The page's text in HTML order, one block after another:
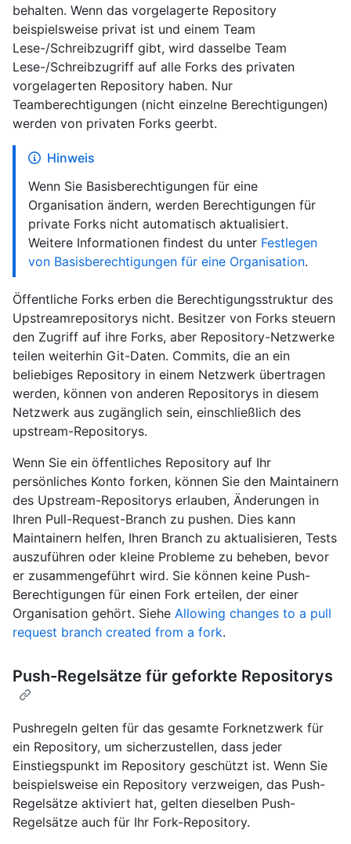
behalten. Wenn das vorgelagerte Repository
beispielsweise privat ist und einem Team
Lese-/Schreibzugriff gibt, wird dasselbe Team
Lese-/Schreibzugriff auf alle Forks des privaten
vorgelagerten Repository haben. Nur
Teamberechtigungen (nicht einzelne Berechtigungen)
werden von privaten Forks geerbt.
Hinweis
Wenn Sie Basisberechtigungen für eine
Organisation ändern, werden Berechtigungen für
private Forks nicht automatisch aktualisiert.
Weitere Informationen findest du unter Festlegen
von Basisberechtigungen für eine Organisation.
Öffentliche Forks erben die Berechtigungsstruktur des
Upstreamrepositorys nicht. Besitzer von Forks steuern
den Zugriff auf ihre Forks, aber Repository-Netzwerke
teilen weiterhin Git-Daten. Commits, die an ein
beliebiges Repository in einem Netzwerk übertragen
werden, können von anderen Repositorys in diesem
Netzwerk aus zugänglich sein, einschließlich des
upstream-Repositorys.
Wenn Sie ein öffentliches Repository auf Ihr
persönliches Konto forken, können Sie den Maintainern
des Upstream-Repositorys erlauben, Änderungen in
Ihren Pull-Request-Branch zu pushen. Dies kann
Maintainern helfen, Ihren Branch zu aktualisieren, Tests
auszuführen oder kleine Probleme zu beheben, bevor
er zusammengeführt wird. Sie können keine Push-
Berechtigungen für einen Fork erteilen, der einer
Organisation gehört. Siehe Allowing changes to a pull
request branch created from a fork.
Push-Regelsätze für geforkte Repositorys
Pushregeln gelten für das gesamte Forknetzwerk für
ein Repository, um sicherzustellen, dass jeder
Einstiegspunkt im Repository geschützt ist. Wenn Sie
beispielsweise ein Repository verzweigen, das Push-
Regelsätze aktiviert hat, gelten dieselben Push-
Regelsätze auch für Ihr Fork-Repository.